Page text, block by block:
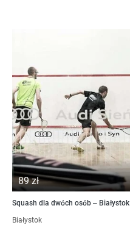
89 zł
Squash dla dwóch osób – Białystok
Białystok